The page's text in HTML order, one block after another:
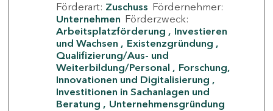
Förderart: Zuschuss Fördernehmer:
Unternehmen Förderzweck:
Arbeitsplatzförderung
Investieren
und Wachsen
Existenzgründung
Qualifizierung/Aus- und
Weiterbildung/Personal
Forschung,
Innovationen und Digitalisierung
Investitionen in Sachanlagen und
Beratung
Unternehmensgründung